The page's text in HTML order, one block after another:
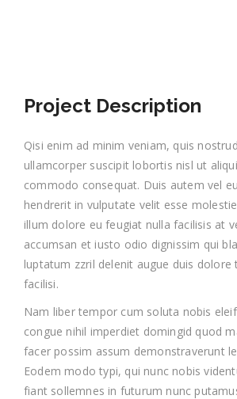
Project Description
Qisi enim ad minim veniam, quis
ullamcorper suscipit lobortis nisl ut
commodo consequat. Duis autem vel
hendrerit in vulputate velit esse
illum dolore eu feugiat nulla facilisis at
accumsan et iusto odio dignissim qui
luptatum zzril delenit augue duis dolore
facilisi.
Nam liber tempor cum soluta nobis
congue nihil imperdiet domingid quod
facer possim assum demonstraverunt
Eodem modo typi, qui nunc nobis
fiant sollemnes in futurum nunc